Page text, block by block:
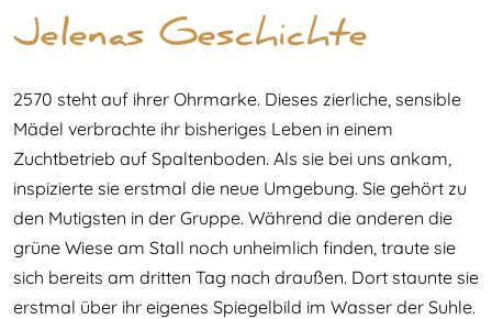
Jelenas Geschichte
2570 steht auf ihrer Ohrmarke. Dieses zierliche, sensible
Mädel verbrachte ihr bisheriges Leben in einem
Zuchtbetrieb auf Spaltenboden. Als sie bei uns ankam,
inspizierte sie erstmal die neue Umgebung. Sie gehört zu
den Mutigsten in der Gruppe. Während die anderen die
grüne Wiese am Stall noch unheimlich finden, traute sie
sich bereits am dritten Tag nach draußen. Dort staunte sie
erstmal über ihr eigenes Spiegelbild im Wasser der Suhle.